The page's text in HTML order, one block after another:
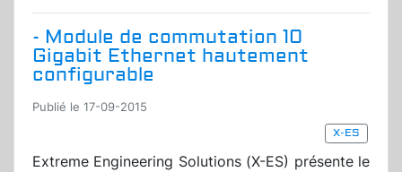
- Module de commutation 10
Gigabit Ethernet hautement
configurable
Publié le 17-09-2015
X-ES
Extreme Engineering Solutions (X-ES) présente le